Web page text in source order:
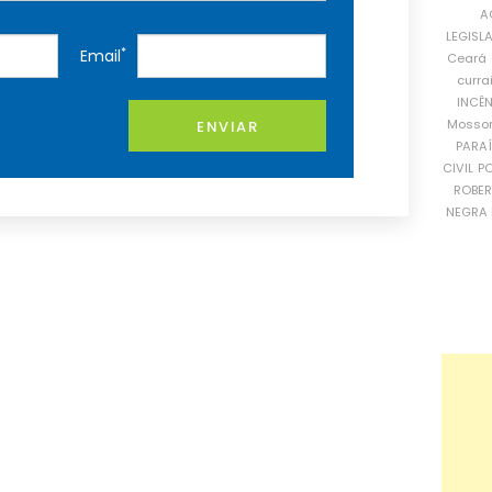
Email*
ENVIAR
Ceará
CIVIL
NEGRA